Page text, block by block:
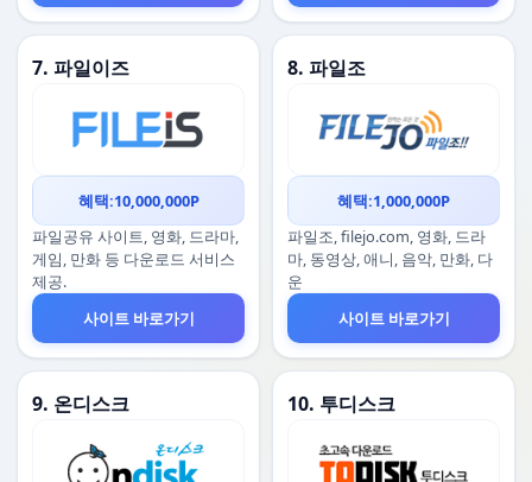
7. 파일이즈
혜택:10,000,000P
파일공유 사이트, 영화, 드라마,
게임, 만화 등 다운로드 서비스
제공.
사이트 바로가기
8. 파일조
혜택:1,000,000P
파일조, filejo.com, 영화, 드라
마, 동영상, 애니, 음악, 만화, 다
운
사이트 바로가기
9. 온디스크 10. 투디스크